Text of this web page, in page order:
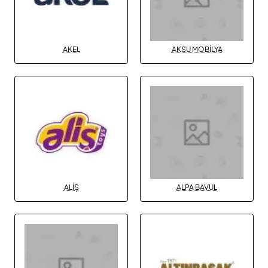
AKEL AKSU MOBİLYA
ALİŞ ALPA BAVUL